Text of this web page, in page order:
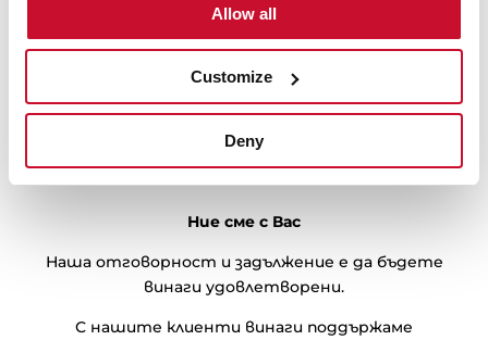
Allow all
Customize
Deny
Почтеност
Ние сме с Вас
Наша отговорност и задължение е да бъдете
винаги удовлетворени.
С нашите клиенти винаги поддържаме